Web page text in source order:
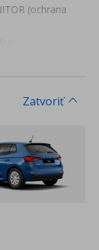
(ochrana
pruhu
a pozornosti
spätné zrkadlá
Zatvoriť